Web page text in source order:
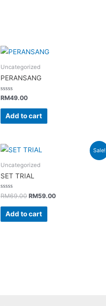
Uncategorized
PERANSANG
Rated
out
RM49.00
Add to cart
Sale!
Uncategorized
SET TRIAL
Rated
0
out
RM69.00 RM59.00
Add to cart